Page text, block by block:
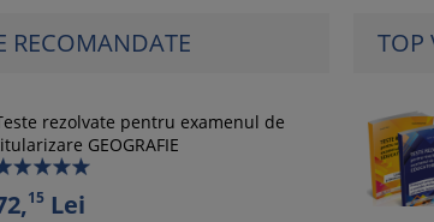
RECOMANDATE
rezolvate pentru examenul de
GEOGRAFIE
15 Lei
TOP